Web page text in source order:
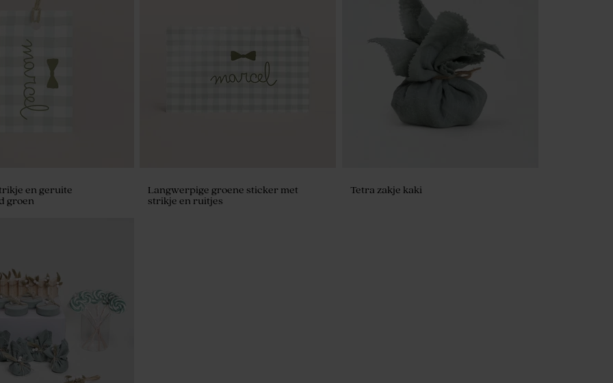
en geruite
groen
Langwerpige groene sticker met
strikje en ruitjes
Tetra zakje kaki